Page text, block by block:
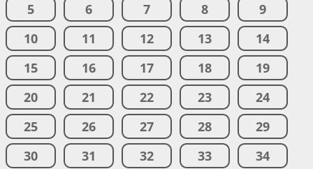
5 6 7 8
9
10
11 12 13
14
15
16 17 18
19
20
21 22 23
24
25
26 27 28
29
30
31 32 33
34